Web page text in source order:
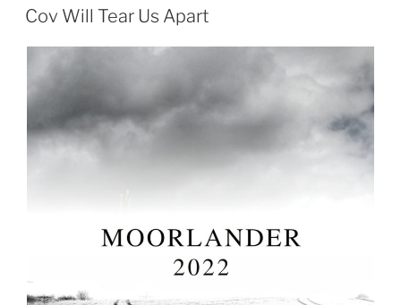
AM
Cov Will Tear Us Apart